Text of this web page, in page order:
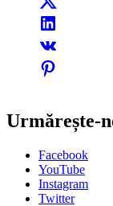
Urmărește-
Facebook
YouTube
Instagram
Twitter